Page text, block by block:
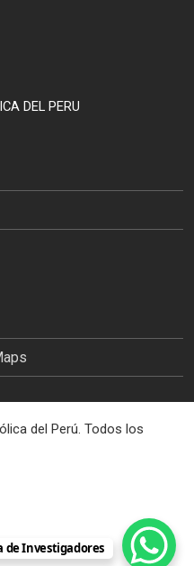
DEL PERU
del Perú. Todos los
de Investigadores